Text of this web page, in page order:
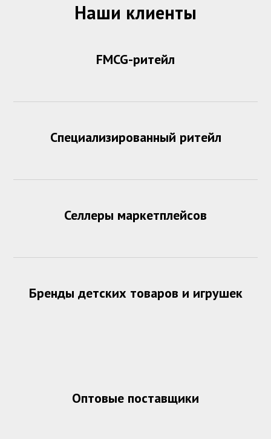
Наши клиенты
FMCG-ритейл
Специализированный ритейл
Селлеры маркетплейсов
Бренды детских товаров и игрушек
Оптовые поставщики